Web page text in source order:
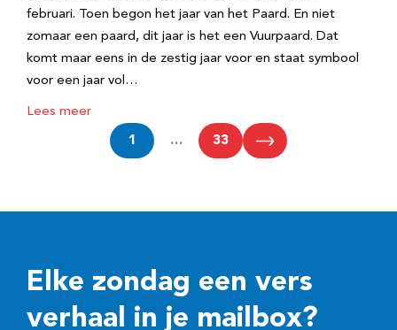
februari. Toen begon het jaar van het Paard. En niet
zomaar een paard, dit jaar is het een Vuurpaard. Dat
komt maar eens in de zestig jaar voor en staat symbool
voor een jaar vol…
Lees meer
1 … 33
Elke zondag een vers
verhaal in je mailbox?